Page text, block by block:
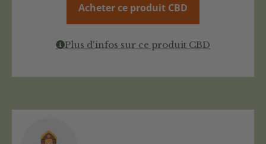
Acheter ce produit CBD
Plus d'infos sur ce produit CBD